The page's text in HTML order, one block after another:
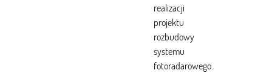
realizacji
projektu
rozbudowy
systemu
fotoradarowego.